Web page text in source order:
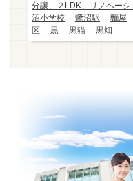
分譲、２LDK、リノベーシ
沼小学校
鷺沼駅 麵屋
区
黒 黒猫 黒畑